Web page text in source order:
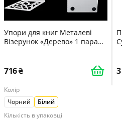
Упори для книг Металеві
Візерунок «Дерево» 1 пара
716
Колір
Чорний
Білий
Кількість в упаковці